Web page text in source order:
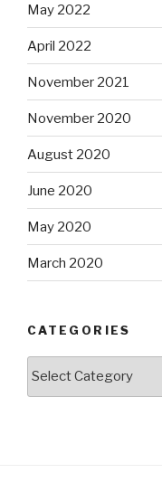
May 2022
April 2022
November 2021
November 2020
August 2020
June 2020
May 2020
March 2020
CATEGORIES